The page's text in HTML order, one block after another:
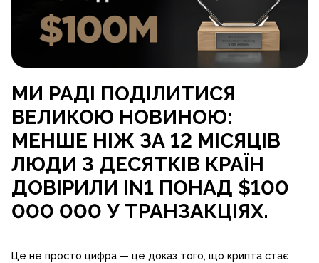
МИ РАДІ ПОДІЛИТИСЯ
ВЕЛИКОЮ НОВИНОЮ:
МЕНШЕ НІЖ ЗА 12 МІСЯЦІВ
ЛЮДИ З ДЕСЯТКІВ КРАЇН
ДОВІРИЛИ IN1 ПОНАД $100
000 000 У ТРАНЗАКЦІЯХ.
Це не просто цифра — це доказ того, що крипта стає